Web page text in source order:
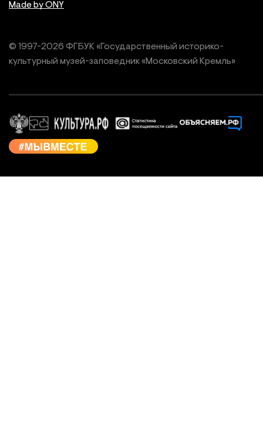
Made by ONY
© 1997-2026 ФГБУК «Государственный историко-
культурный музей-заповедник «Московский Кремль»